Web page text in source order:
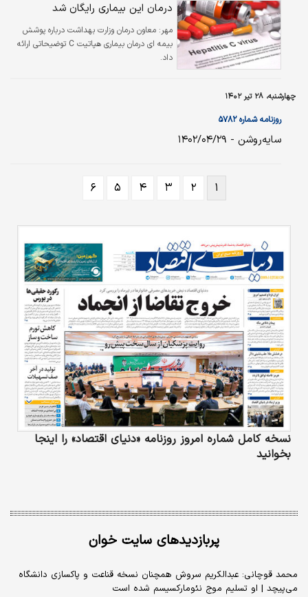
درمان این بیماری رایگان شد
مهر: معاون درمان وزارت بهداشت درباره پوشش
بیمه ای درمان بیماری هپاتیت C توضیحاتی ارائه
داد.
چهارشنبه، ۲۸ تیر ۱۴۰۲
روزنامه شماره ۵۷۸۲
سایه‌روشن - ۱۴۰۲/۰۴/۲۹
۱ ۲ ۳ ۴ ۵ ۶
نسخه کامل شماره امروز روزنامه «دنیای‌ اقتصاد» را اینجا
بخوانید
پربازدیدهای سایت خوان
محمد قوچانی: عبدالکریم سروش همچنان نسخه قناعت و پاکسازی دانشگاه
می‌پیچد | او تسلیم موج نئومارکسیسم شده است